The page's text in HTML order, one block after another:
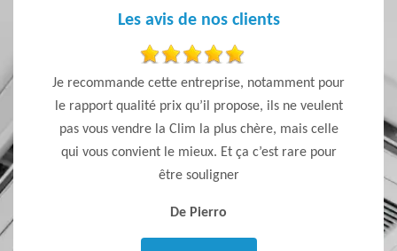
Les avis de nos clients
bons
Je recommande cette entreprise, notamment pour
le rapport qualité prix qu’il propose, ils ne veulent
pas vous vendre la Clim la plus chère, mais celle
qui vous convient le mieux. Et ça c’est rare pour
être souligner
De Pierro